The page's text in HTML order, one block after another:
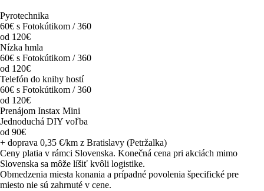
Pyrotechnika
60€ s Fotokútikom / 360
od 120€
Nízka hmla
60€ s Fotokútikom / 360
od 120€
Telefón do knihy hostí
60€ s Fotokútikom / 360
od 120€
Prenájom Instax Mini
Jednoduchá DIY voľba
od 90€
+ doprava 0,35 €/km z Bratislavy (Petržalka)
Ceny platia v rámci Slovenska. Konečná cena pri akciách mimo
Slovenska sa môže líšiť kvôli logistike.
Obmedzenia miesta konania a prípadné povolenia špecifické pre
miesto nie sú zahrnuté v cene.